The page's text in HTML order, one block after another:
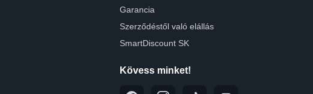
Garancia
Szerződéstől való elállás
SmartDiscount SK
Kövess minket!